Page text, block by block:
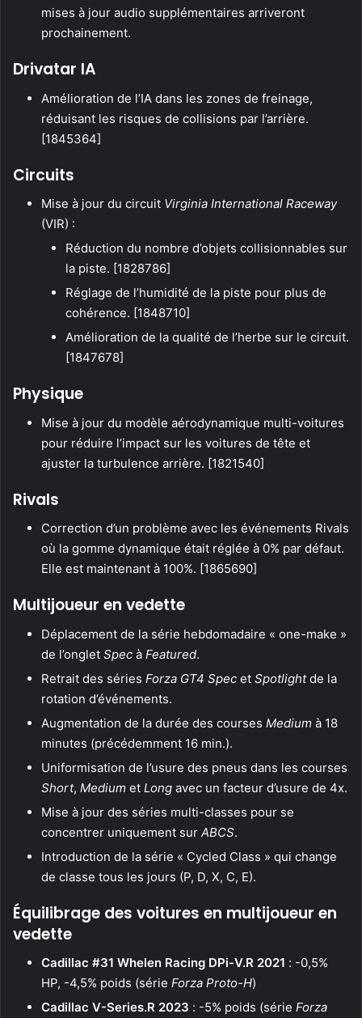
mises à jour audio supplémentaires arriveront
prochainement.
Drivatar IA
Amélioration de l’IA dans les zones de freinage,
réduisant les risques de collisions par l’arrière.
[1845364]
Circuits
Mise à jour du circuit Virginia International Raceway
(VIR) :
Réduction du nombre d’objets collisionnables sur
la piste. [1828786]
Réglage de l’humidité de la piste pour plus de
cohérence. [1848710]
Amélioration de la qualité de l’herbe sur le circuit.
[1847678]
Physique
Mise à jour du modèle aérodynamique multi-voitures
pour réduire l’impact sur les voitures de tête et
ajuster la turbulence arrière. [1821540]
Rivals
Correction d’un problème avec les événements Rivals
où la gomme dynamique était réglée à 0% par défaut.
Elle est maintenant à 100%. [1865690]
Multijoueur en vedette
Déplacement de la série hebdomadaire « one-make »
de l’onglet Spec à Featured.
Retrait des séries Forza GT4 Spec et Spotlightde la
rotation d’événements.
Augmentation de la durée des courses Medium à 18
minutes (précédemment 16 min.).
Uniformisation de l’usure des pneus dans les courses
Short, Medium et Long avec un facteur d’usure de 4x.
Mise à jour des séries multi-classes pour se
concentrer uniquement sur ABCS.
Introduction de la série « Cycled Class » qui change
de classe tous les jours (P, D, X, C, E).
Équilibrage des voitures en multijoueur en
vedette
Cadillac #31 Whelen Racing DPi-V.R 2021 : -0,5%
HP, -4,5% poids (série Forza Proto-H)
Cadillac V-Series.R 2023 : -5% poids (série Forza